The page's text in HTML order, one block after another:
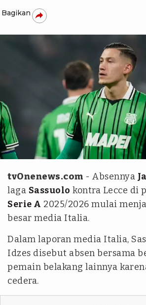
Bagikan
Reuters
tvOnenews.com - Absennya
laga Sassuolo kontra Lecce di
Serie A 2025/2026 mulai
besar media Italia.
Dalam laporan media Italia,
Idzes disebut absen bersama
pemain belakang lainnya
cedera.